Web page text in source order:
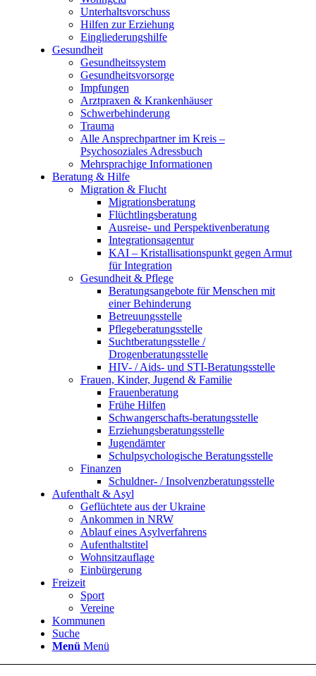
Unterhaltsvorschuss
Hilfen zur Erziehung
Eingliederungshilfe
Gesundheit
Gesundheitssystem
Gesundheitsvorsorge
Impfungen
Arztpraxen & Krankenhäuser
Schwerbehinderung
Trauma
Alle Ansprechpartner im Kreis –
Psychosoziales Adressbuch
Mehrsprachige Informationen
Beratung & Hilfe
Migration & Flucht
Migrationsberatung
Flüchtlingsberatung
Ausreise- und Perspektivenberatung
Integrationsagentur
KAI – Kristallisationspunkt gegen Armut
für Integration
Gesundheit & Pflege
Beratungsangebote für Menschen mit
einer Behinderung
Betreuungsstelle
Pflegeberatungsstelle
Suchtberatungsstelle /
Drogenberatungsstelle
HIV- / Aids- und STI-Beratungsstelle
Frauen, Kinder, Jugend & Familie
Frauenberatung
Frühe Hilfen
Schwangerschafts-beratungsstelle
Erziehungsberatungsstelle
Jugendämter
Schulpsychologische Beratungsstelle
Finanzen
Schuldner- / Insolvenzberatungsstelle
Aufenthalt & Asyl
Geflüchtete aus der Ukraine
Ankommen in NRW
Ablauf eines Asylverfahrens
Aufenthaltstitel
Wohnsitzauflage
Einbürgerung
Freizeit
Sport
Vereine
Kommunen
Suche
Menü Menü